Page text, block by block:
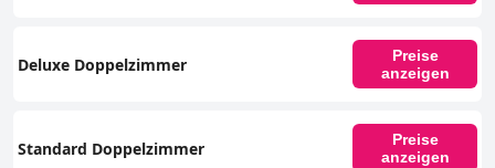
Deluxe Doppelzimmer
Preise
anzeigen
Standard Doppelzimmer
Preise
anzeigen